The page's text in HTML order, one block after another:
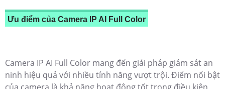
Ưu điểm của Camera IP AI Full Color
Camera IP AI Full Color mang đến giải pháp giám sát an
ninh hiệu quả với nhiều tính năng vượt trội. Điểm nổi bật